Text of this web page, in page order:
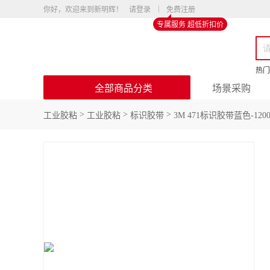
你好，欢迎来到新明辉！ 请登录
免费注册
专属服务 超低折扣价
热
全部商品分类 场景采购
工业胶粘 > 工业胶粘 > 标识胶带 > 3M 471标识胶带蓝色-